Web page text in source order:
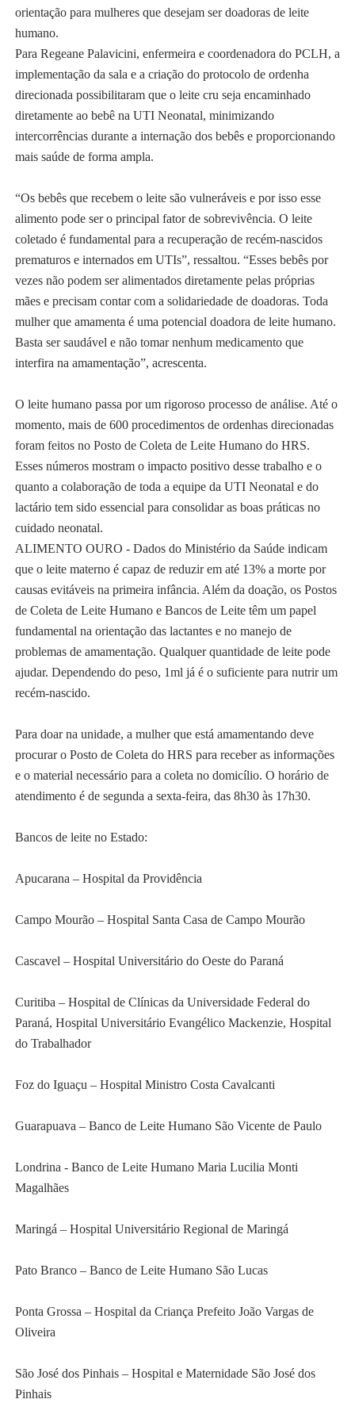
orientação para mulheres que desejam ser doadoras de leite
humano.
Para Regeane Palavicini, enfermeira e coordenadora do PCLH, a
implementação da sala e a criação do protocolo de ordenha
direcionada possibilitaram que o leite cru seja encaminhado
diretamente ao bebê na UTI Neonatal, minimizando
intercorrências durante a internação dos bebês e proporcionando
mais saúde de forma ampla.
“Os bebês que recebem o leite são vulneráveis e por isso esse
alimento pode ser o principal fator de sobrevivência. O leite
coletado é fundamental para a recuperação de recém-nascidos
prematuros e internados em UTIs”, ressaltou. “Esses bebês por
vezes não podem ser alimentados diretamente pelas próprias
mães e precisam contar com a solidariedade de doadoras. Toda
mulher que amamenta é uma potencial doadora de leite humano.
Basta ser saudável e não tomar nenhum medicamento que
interfira na amamentação”, acrescenta.
O leite humano passa por um rigoroso processo de análise. Até o
momento, mais de 600 procedimentos de ordenhas direcionadas
foram feitos no Posto de Coleta de Leite Humano do HRS.
Esses números mostram o impacto positivo desse trabalho e o
quanto a colaboração de toda a equipe da UTI Neonatal e do
lactário tem sido essencial para consolidar as boas práticas no
cuidado neonatal.
ALIMENTO OURO - Dados do Ministério da Saúde indicam
que o leite materno é capaz de reduzir em até 13% a morte por
causas evitáveis na primeira infância. Além da doação, os Postos
de Coleta de Leite Humano e Bancos de Leite têm um papel
fundamental na orientação das lactantes e no manejo de
problemas de amamentação. Qualquer quantidade de leite pode
ajudar. Dependendo do peso, 1ml já é o suficiente para nutrir um
recém-nascido.
Para doar na unidade, a mulher que está amamentando deve
procurar o Posto de Coleta do HRS para receber as informações
e o material necessário para a coleta no domicílio. O horário de
atendimento é de segunda a sexta-feira, das 8h30 às 17h30.
Bancos de leite no Estado:
Apucarana – Hospital da Providência
Campo Mourão – Hospital Santa Casa de Campo Mourão
Cascavel – Hospital Universitário do Oeste do Paraná
Curitiba – Hospital de Clínicas da Universidade Federal do
Paraná, Hospital Universitário Evangélico Mackenzie, Hospital
do Trabalhador
Foz do Iguaçu – Hospital Ministro Costa Cavalcanti
Guarapuava – Banco de Leite Humano São Vicente de Paulo
Londrina - Banco de Leite Humano Maria Lucilia Monti
Magalhães
Maringá – Hospital Universitário Regional de Maringá
Pato Branco – Banco de Leite Humano São Lucas
Ponta Grossa – Hospital da Criança Prefeito João Vargas de
Oliveira
São José dos Pinhais – Hospital e Maternidade São José dos
Pinhais